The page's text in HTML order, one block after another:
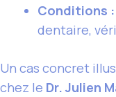
Conditions :
dentaire,
Un cas concret
chez le Dr. Julien